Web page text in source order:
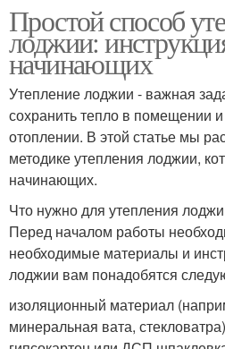
Простой способ
лоджии:
начинающих
Утепление лоджии - важная
сохранить тепло в помещении
отоплении. В этой статье мы
методике утепления лоджии,
начинающих.
Что нужно для утепления
Перед началом работы
необходимые материалы и
лоджии вам понадобятся
изоляционный материал
минеральная вата,